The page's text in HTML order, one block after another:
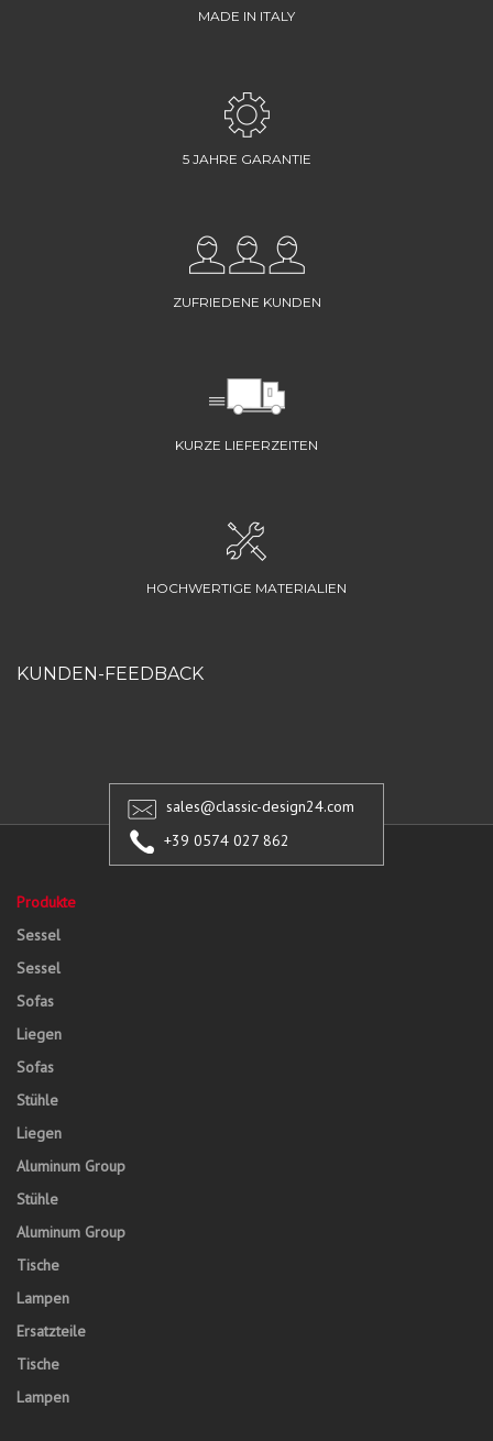
MADE IN ITALY
5 JAHRE GARANTIE
ZUFRIEDENE KUNDEN
KURZE LIEFERZEITEN
HOCHWERTIGE MATERIALIEN
KUNDEN-FEEDBACK
sales@classic-design24.com
+39 0574 027 862
Produkte
Sessel
Sessel
Sofas
Liegen
Sofas
Stühle
Liegen
Aluminum Group
Stühle
Aluminum Group
Tische
Lampen
Ersatzteile
Tische
Lampen